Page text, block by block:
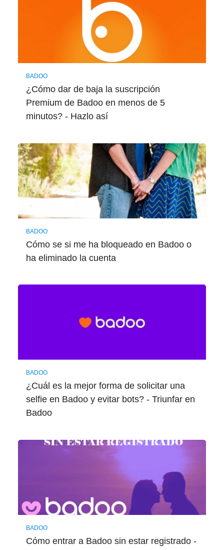
BADOO
¿Cómo dar de baja la suscripción
Premium de Badoo en menos de 5
minutos? - Hazlo así
BADOO
Cómo se si me ha bloqueado en Badoo o
ha eliminado la cuenta
BADOO
¿Cuál es la mejor forma de solicitar una
selfie en Badoo y evitar bots? - Triunfar en
Badoo
BADOO
Cómo entrar a Badoo sin estar registrado -